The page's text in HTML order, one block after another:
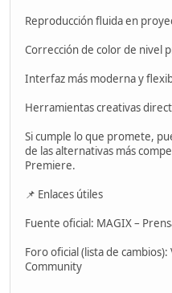
Reproducción fluida en
Corrección de color de nivel
Interfaz más moderna y
Herramientas creativas
Si cumple lo que promete,
de las alternativas más
Premiere.
📌 Enlaces útiles
Fuente oficial: MAGIX –
Foro oficial (lista de
Community